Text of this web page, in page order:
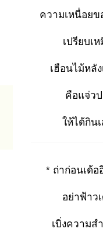
ความเหนื่อยข
เปรียบเ
เฮือนไม้หลัง
คือแจ่ว
ให้ได้กิน
* ถ่าก่อนเด้อ
อย่าฟ้าว
เบิ่งความส